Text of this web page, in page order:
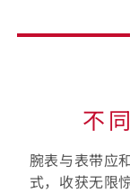
不
腕表与表带应
式，收获无限